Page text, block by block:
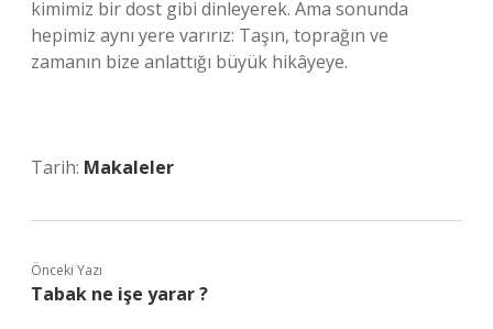
kimimiz bir dost gibi dinleyerek. Ama sonunda
hepimiz aynı yere varırız: Taşın, toprağın ve
zamanın bize anlattığı büyük hikâyeye.
Tarih: Makaleler
Önceki Yazı
Tabak ne işe yarar ?